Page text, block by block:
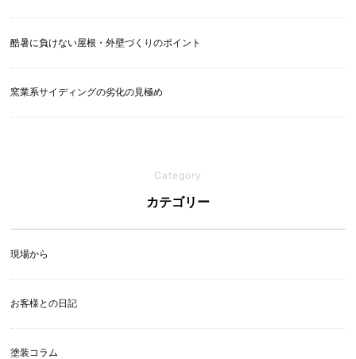
酷暑に負けない屋根・外壁づくりのポイント
窯業系サイディングの劣化の見極め
Category
カテゴリー
現場から
お客様との日記
塗装コラム